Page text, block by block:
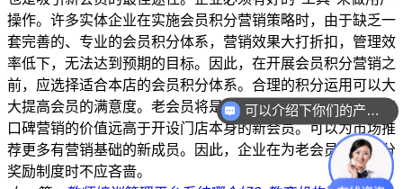
操作。许多实体企业在实施会员积分营销策略时，由于缺乏一
套完善的、专业的会员积分体系，营销效果大打折扣，管理效
率低下，无法达到预期的目标。因此，在开展会员积分营销之
前，应选择适合本店的会员积分体系。合理的积分运用可以大
大提高会员的满意度。老会员将是该店最好的宣传者。老顾客
口碑营销的价值远高于开设门店本身的新会员。可以为市场推
荐更多有营销基础的新成员。因此，企业在为老会员设立积分
奖励制度时不应吝啬。
可以介绍下你们的产品么？